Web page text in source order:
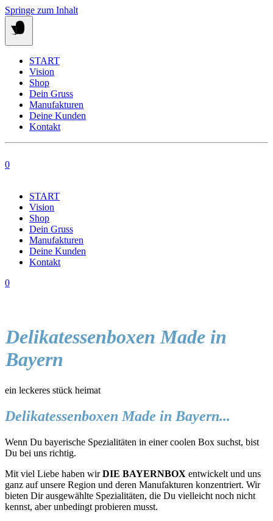
Springe zum Inhalt
START
Vision
Shop
Dein Gruss
Manufakturen
Deine Kunden
Kontakt
0
START
Vision
Shop
Dein Gruss
Manufakturen
Deine Kunden
Kontakt
0
Delikatessenboxen Made in
Bayern
ein leckeres stück heimat
Delikatessenboxen Made in Bayern...
Wenn Du bayerische Spezialitäten in einer coolen Box suchst, bist
Du bei uns richtig.
Mit viel Liebe haben wirDIE BAYERNBOX entwickelt und uns
ganz auf unsere Region und deren Manufakturen konzentriert. Wir
bieten Dir ausgewählte Spezialitäten, die Du vielleicht noch nicht
kennst, aber unbedingt probieren musst.